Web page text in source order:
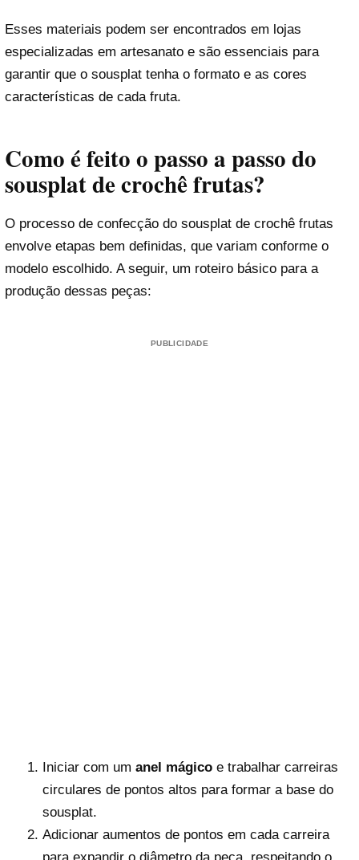
Esses materiais podem ser encontrados em lojas
especializadas em artesanato e são essenciais para
garantir que o sousplat tenha o formato e as cores
características de cada fruta.
Como é feito o passo a passo do
sousplat de crochê frutas?
O processo de confecção do sousplat de crochê frutas
envolve etapas bem definidas, que variam conforme o
modelo escolhido. A seguir, um roteiro básico para a
produção dessas peças:
PUBLICIDADE
Iniciar com um anel mágicoe trabalhar carreiras
circulares de pontos altos para formar a base do
sousplat.
Adicionar aumentos de pontos em cada carreira